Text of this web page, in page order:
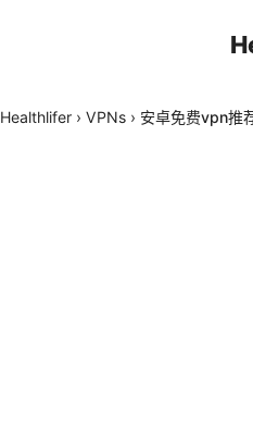
Healthlifer › VPNs › 安卓免费vpn推